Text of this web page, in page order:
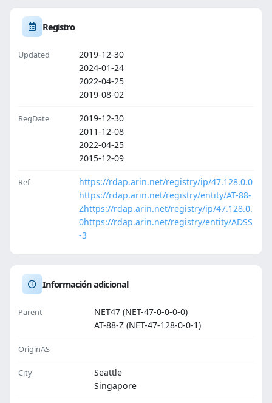
Registro
Updated
2019-12-30
2024-01-24
2022-04-25
2019-08-02
RegDate
2019-12-30
2011-12-08
2022-04-25
2015-12-09
Ref
https://rdap.arin.net/registry/ip/47.128.0.0
https://rdap.arin.net/registry/entity/AT-88-
Zhttps://rdap.arin.net/registry/ip/47.128.0.
0https://rdap.arin.net/registry/entity/ADSS
-3
Información adicional
Parent
NET47 (NET-47-0-0-0-0)
AT-88-Z (NET-47-128-0-0-1)
OriginAS
City
Seattle
Singapore